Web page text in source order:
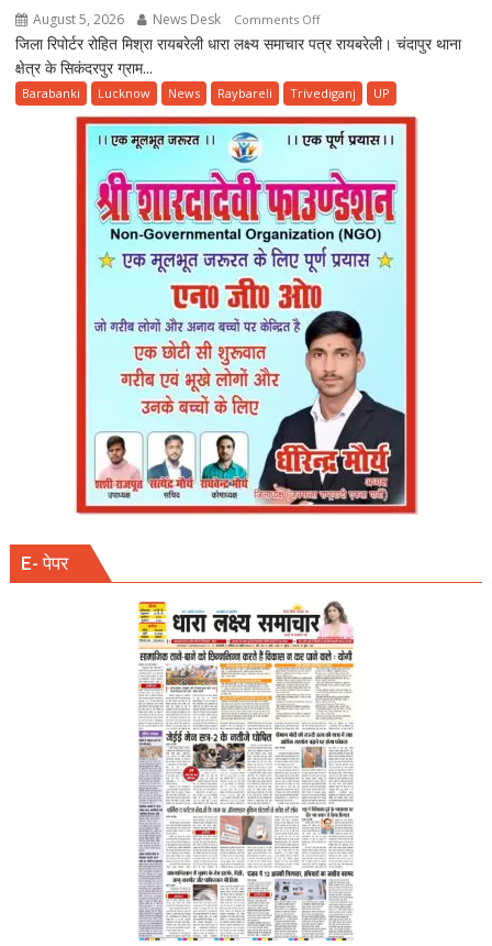
August 5, 2026 News Desk Comments Offon
मिशन
अभियान
में
महिलाओं
किया
जागरूक।
जिला रिपोर्टर रोहित मिश्रा रायबरेली धारा लक्ष्य समाचार पत्र रायबरेली। चंदापुर थाना
क्षेत्र के सिकंदरपुर ग्राम...
Barabanki Lucknow News Raybareli Trivediganj UP
E- पेपर